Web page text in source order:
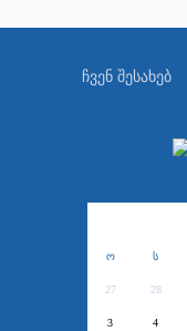
ჩვენ შესახებ
ო ს
27 28
3 4